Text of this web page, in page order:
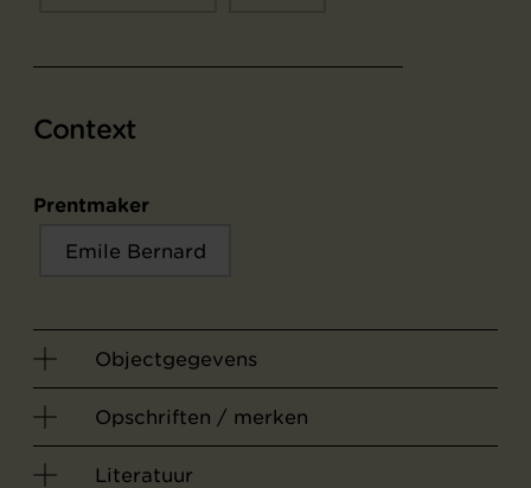
Context
Prentmaker
Emile Bernard
Objectgegevens
Opschriften / merken
Literatuur